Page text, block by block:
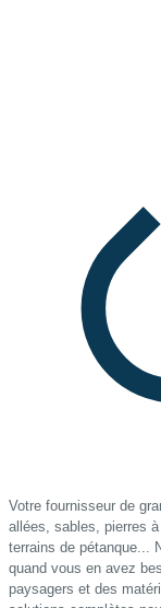
Votre fournisseur de
allées, sables, pierres
terrains de pétanque...
quand vous en avez
paysagers et des